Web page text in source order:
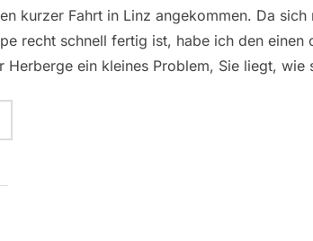
kurzer Fahrt in Linz angekommen. Da sich
recht schnell fertig ist, habe ich den einen
ein kleines Problem, Sie liegt, wie
DER GRENZE“